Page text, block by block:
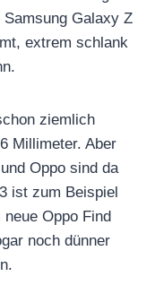
Galaxy Z
extrem schlank
ziemlich
Millimeter. Aber
Oppo sind da
ist zum Beispiel
Oppo Find
noch dünner